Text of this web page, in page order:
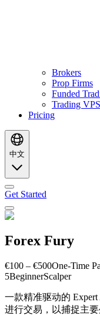
Brokers
Prop Firms
Funded
Trading VPS
Pricing
中文
Get Started
Forex Fury
€100 – €500One-Time
5BeginnerScalper
一款精准驱动的
进行交易，以捕捉主